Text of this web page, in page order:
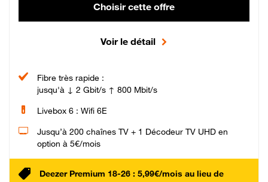
Choisir cette offre
Voir le détail
Fibre très rapide :
jusqu'à ↓ 2 Gbit/s ↑ 800 Mbit/s
Livebox 6 : Wifi 6E
Jusqu’à 200 chaînes TV + 1 Décodeur TV UHD en
option à 5€/mois
Deezer Premium 18-26 : 5,99€/mois au lieu de